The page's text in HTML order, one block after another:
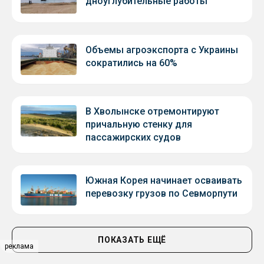
реклама
Объемы агроэкспорта с Украины
сократились на 60%
В Хволынске отремонтируют
причальную стенку для
пассажирских судов
Южная Корея начинает осваивать
перевозку грузов по Севморпути
ПОКАЗАТЬ ЕЩЁ